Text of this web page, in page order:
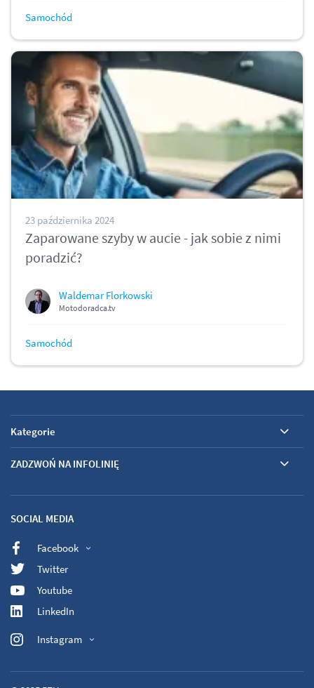
Samochód
23 października 2024
Zaparowane szyby w aucie - jak sobie z nimi
poradzić?
Waldemar Florkowski
Motodoradca.tv
Samochód
Kategorie
ZADZWOŃ NA INFOLINIĘ
SOCIAL MEDIA
Facebook
Twitter
Youtube
LinkedIn
Instagram